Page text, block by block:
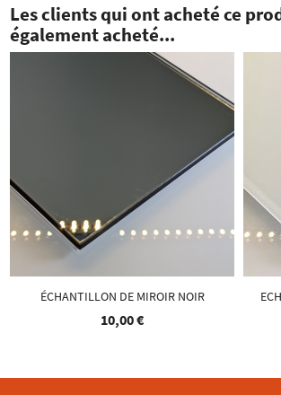
Les clients qui ont acheté ce
également acheté...
ÉCHANTILLON DE MIROIR NOIR
10,00 €